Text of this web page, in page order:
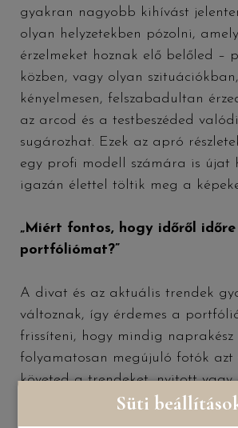
Süti
gyakran nagyobb kihívást
olyan helyzetekben pózolni,
érzelmeket hoznak elő belőled –
közben, vagy olyan
kényelmesen, felszabadultan
az arcod és a testbeszéded
sugározhat. Ezek az apró
egy profi modell számára is újat
igazán élettel töltik meg a
„Miért fontos, hogy időről
portfóliómat?”
A divat és az aktuális trendek
változnak, így érdemes a
frissíteni, hogy mindig
folyamatosan megújuló fotók
követed a trendeket, nyitott vagy
irányzatokra, és mindig készen